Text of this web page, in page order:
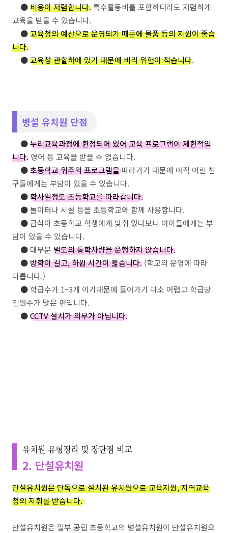
●비용이 저렴합니다.특수활동비를 포함하더라도 저렴하게
교육을 받을 수 있습니다.
●교육청의 예산으로 운영되기 때문에 물품 등의 지원이 좋습
니다.
●교육청 관할하에 있기 때문에 비리 위험이 적습니다.
병설 유치원 단점
●누리교육과정에 한정되어 있어 교육 프로그램이 제한적입
니다. 영어 등 교육을 받을 수 없습니다.
●초등학교 위주의 프로그램을따라가기 때문에 아직 어린 친
구들에게는 부담이 있을 수 있습니다.
●학사일정도 초등학교를 따라갑니다.
●놀이터나 시설 등을 초등학교와 함께 사용합니다.
●급식이 초등학교 학생에게 맞춰 있다보니 아이들에게는 부
담이 있을 수 있습니다.
● 대부분 별도의 통학차량을 운행하지 않습니다.
●방학이 길고, 하원 시간이 짧습니다. (학교의 운영에 따라
다릅니다.)
● 학급수가 1~3개 이기때문에 들어가기 다소 어렵고 학급당
인원수가 많은 편입니다.
●CCTV 설치가 의무가 아닙니다.
유치원 유형정리 및 장단점 비교
2. 단설유치원
단설유치원은 단독으로 설치된 유치원으로 교육지원, 지역교육
청의 지휘를 받습니다.
단설유치원은 일부 공립 초등학교의 병설유치원이 단설유치원으